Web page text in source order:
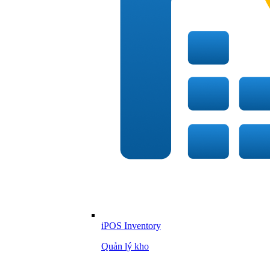
iPOS Inventory
Quản lý kho